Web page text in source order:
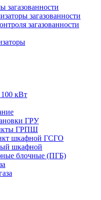
загазованности
загазованности
загазованности
кВт
ГРУ
ГРПШ
шкафной ГСГО
шкафной
блочные (ПГБ)